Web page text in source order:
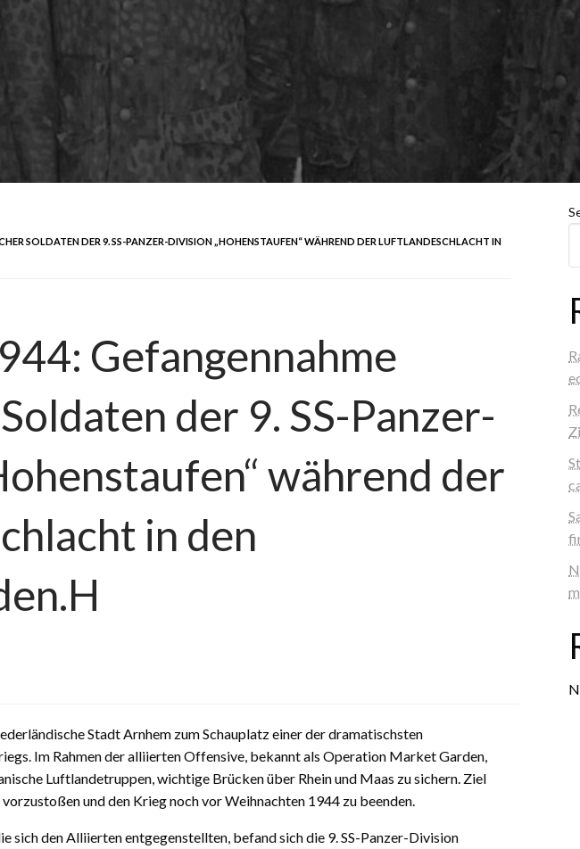
SOLDATEN DER 9. SS-PANZER-DIVISION „HOHENSTAUFEN“ WÄHREND DER LUFTLANDESCHLACHT IN
Gefangennahme
der 9. SS-Panzer-
während der
in den
StadtArnhem zum Schauplatz einer der dramatischsten
Im Rahmen der alliierten Offensive, bekannt als Operation Market Garden,
Luftlandetruppen, wichtige Brücken über Rhein und Maas zu sichern. Ziel
und den Krieg noch vor Weihnachten 1944 zu beenden.
sich den Alliierten entgegenstellten, befand sich die 9. SS-Panzer-Division